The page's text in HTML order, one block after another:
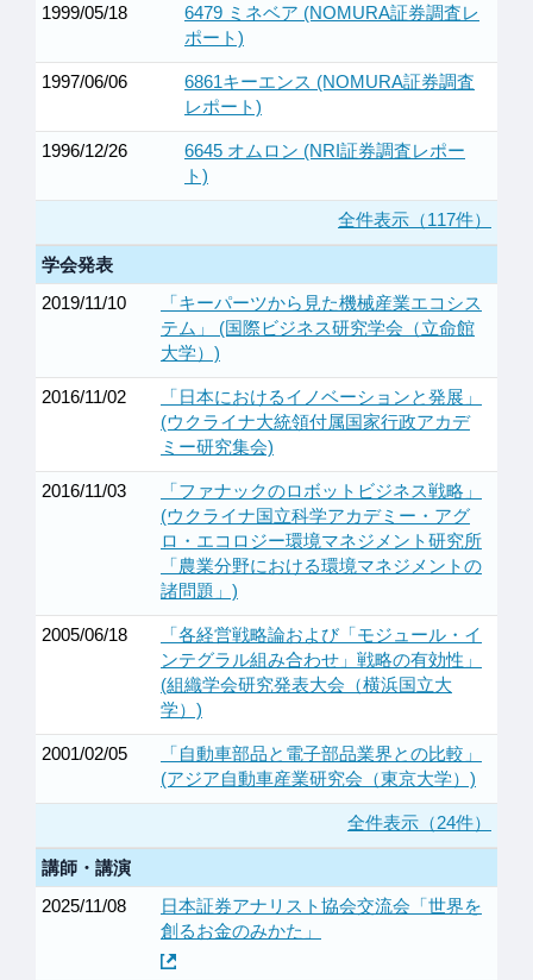
1999/05/18
6479 ミネベア (NOMURA証券調査レ
ポート)
1997/06/06
6861キーエンス (NOMURA証券調査
レポート)
1996/12/26
6645 オムロン (NRI証券調査レポー
ト)
全件表示（117件）
学会発表
2019/11/10
「キーパーツから見た機械産業エコシス
テム」 (国際ビジネス研究学会（立命館
大学）)
2016/11/02
「日本におけるイノベーションと発展」
(ウクライナ大統領付属国家行政アカデ
ミー研究集会)
2016/11/03
「ファナックのロボットビジネス戦略」
(ウクライナ国立科学アカデミー・アグ
ロ・エコロジー環境マネジメント研究所
「農業分野における環境マネジメントの
諸問題」)
2005/06/18
「各経営戦略論および「モジュール・イ
ンテグラル組み合わせ」戦略の有効性」
(組織学会研究発表大会（横浜国立大
学）)
2001/02/05
「自動車部品と電子部品業界との比較」
(アジア自動車産業研究会（東京大学）)
全件表示（24件）
講師・講演
2025/11/08
日本証券アナリスト協会交流会「世界を
創るお金のみかた」